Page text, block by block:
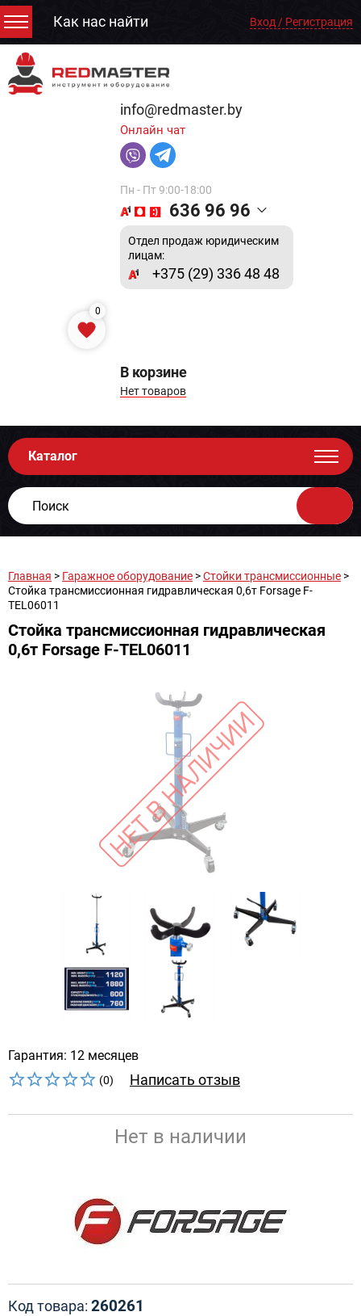
Как нас найти Вход / Регистрация
info@redmaster.by
Онлайн чат
Пн - Пт 9:00-18:00
636 96 96
Отдел продаж юридическим
лицам:
+375 (29) 336 48 48
0
В корзине
Нет товаров
Каталог
Главная > Гаражное оборудование >Стойки трансмиссионные >
Стойка трансмиссионная гидравлическая 0,6т Forsage F-
TEL06011
Стойка трансмиссионная гидравлическая
0,6т Forsage F-TEL06011
Гарантия: 12 месяцев
(0) Написать отзыв
Нет в наличии
Код товара: 260261